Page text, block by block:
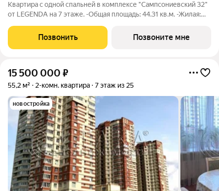
Квартира с одной спальней в комплексе "Сампсониевский 32"
от LEGENDA на 7 этаже. -Общая площадь: 44.31 кв.м. -Жилая:
-Высота потолков 2.7 м. Все окна выходят на одну сторону. В
квартире один
Позвонить Позвоните мне
15 500 000 ₽
55,2 м² 2-комн. квартира 7 этаж из 25
новостройка